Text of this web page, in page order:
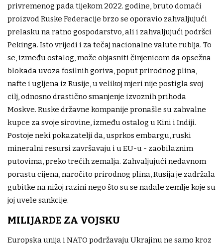
privremenog pada tijekom 2022. godine, bruto domaći
proizvod Ruske Federacije brzo se oporavio zahvaljujući
prelasku na ratno gospodarstvo, ali i zahvaljujući podršci
Pekinga. Isto vrijedi i za tečaj nacionalne valute rublja. To
se, između ostalog, može objasniti činjenicom da opsežna
blokada uvoza fosilnih goriva, poput prirodnog plina,
nafte i ugljena iz Rusije, u velikoj mjeri nije postigla svoj
cilj, odnosno drastično smanjenje izvoznih prihoda
Moskve. Ruske državne kompanije pronašle su zahvalne
kupce za svoje sirovine, između ostalog u Kini i Indiji.
Postoje neki pokazatelji da, usprkos embargu, ruski
mineralni resursi završavaju i u EU-u - zaobilaznim
putovima, preko trećih zemalja. Zahvaljujući nedavnom
porastu cijena, naročito prirodnog plina, Rusija je zadržala
gubitke na nižoj razini nego što su se nadale zemlje koje su
joj uvele sankcije.
MILIJARDE ZA VOJSKU
Europska unija i NATO podržavaju Ukrajinu ne samo kroz